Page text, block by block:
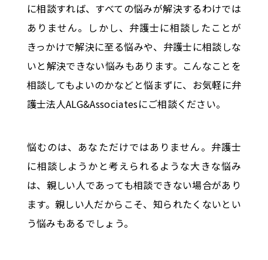
に相談すれば、すべての悩みが解決するわけでは
ありません。しかし、弁護士に相談したことが
きっかけで解決に至る悩みや、弁護士に相談しな
いと解決できない悩みもあります。こんなことを
相談してもよいのかなどと悩まずに、お気軽に弁
護士法人ALG&Associatesにご相談ください。
悩むのは、あなただけではありません。弁護士
に相談しようかと考えられるような大きな悩み
は、親しい人であっても相談できない場合があり
ます。親しい人だからこそ、知られたくないとい
う悩みもあるでしょう。